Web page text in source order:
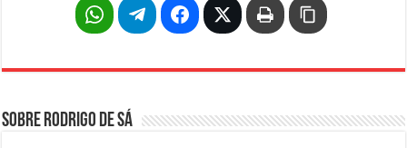
Sobre Rodrigo de Sá